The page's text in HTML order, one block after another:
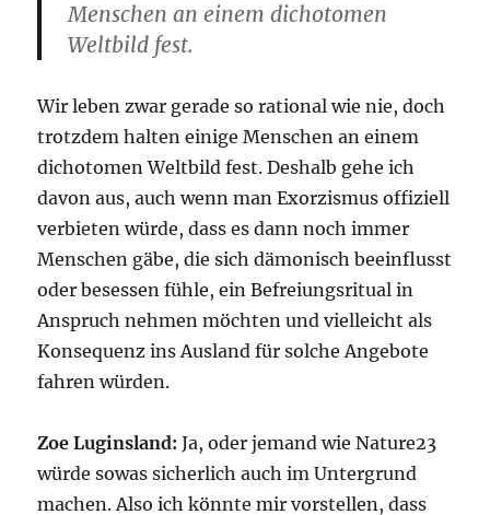
Menschen an einem dichotomen
Weltbild fest.
Wir leben zwar gerade so rational wie nie, doch
trotzdem halten einige Menschen an einem
dichotomen Weltbild fest. Deshalb gehe ich
davon aus, auch wenn man Exorzismus offiziell
verbieten würde, dass es dann noch immer
Menschen gäbe, die sich dämonisch beeinflusst
oder besessen fühle, ein Befreiungsritual in
Anspruch nehmen möchten und vielleicht als
Konsequenz ins Ausland für solche Angebote
fahren würden.
Zoe Luginsland: Ja, oder jemand wie Nature23
würde sowas sicherlich auch im Untergrund
machen. Also ich könnte mir vorstellen, dass